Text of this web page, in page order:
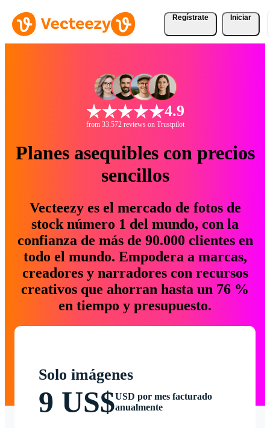
Regístrate Iniciar
4.9
from 33.572 reviews on Trustpilot
Planes asequibles con precios
sencillos
Vecteezy es el mercado de fotos de
stock número 1 del mundo, con la
confianza de más de 90.000 clientes en
todo el mundo. Empodera a marcas,
creadores y narradores con recursos
creativos que ahorran hasta un 76 %
en tiempo y presupuesto.
Solo imágenes
9 US$USD por mes facturado
anualmente